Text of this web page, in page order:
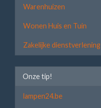
Warenhuizen
Wonen Huis en Tuin
Zakelijke dienstverlening
Onze tip!
lampen24.be